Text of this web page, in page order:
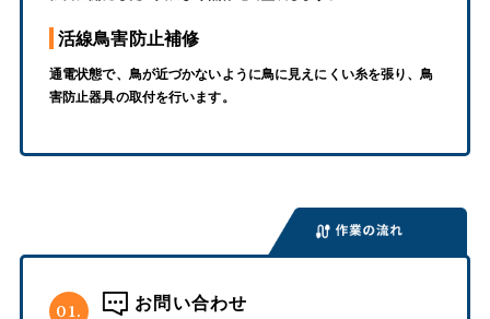
活線鳥害防止補修
通電状態で、鳥が近づかないように鳥に見えにくい糸を張り、鳥
害防止器具の取付を行います。
01. お問い合わせ